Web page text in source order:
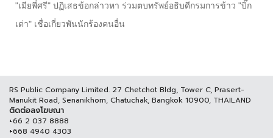
"เมียพี่ศรี" ปฏิเสธข้อกล่าวหา ร่วมตบทรัพย์อธิบดีกรมการข้าว "บิ๊ก
เต่า" เชื่อเกี่ยวพันนักร้องคนอื่น
RS Public Company Limited. 27 Chetchot Bldg, Tower C, Prasert-
Manukit Road, Senanikhom, Chatuchak, Bangkok 10900, THAILAND
ติดต่อลงโฆษณา
+66 2 037 8888
+668 4940 4303